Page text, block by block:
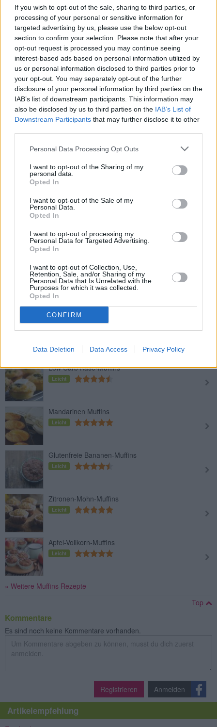
If you wish to opt-out of the sale, sharing to third parties, or
processing of your personal or sensitive information for
targeted advertising by us, please use the below opt-out
section to confirm your selection. Please note that after your
opt-out request is processed you may continue seeing
interest-based ads based on personal information utilized by
us or personal information disclosed to third parties prior to
your opt-out. You may separately opt-out of the further
disclosure of your personal information by third parties on the
IAB’s list of downstream participants. This information may
also be disclosed by us to third parties on the IAB’s List of
Downstream Participants that may further disclose it to other
Personal Data Processing Opt Outs
I want to opt-out of the Sharing of my
personal data.
Opted In
I want to opt-out of the Sale of my
Personal Data.
Opted In
I want to opt-out of processing my
Personal Data for Targeted Advertising.
Opted In
I want to opt-out of Collection, Use,
Retention, Sale, and/or Sharing of my
Personal Data that Is Unrelated with the
Purposes for which it was collected.
Opted In
CONFIRM
Data Deletion Data Access Privacy Policy
Käsekuchen-Muffins
Leicht
Ribisel Muffin
Leicht
Schoko-Muffins
Leicht
Traditionelle Englische Muffins
Leicht
Buttermilch-Muffins mit
Erdbeercreme
Einfache Muffins
Leicht
Zwetschken Muffins
Low Carb Käse-Muffins
Leicht
Mandarinen Muffins
Leicht
Glutenfreie Bananen-Muffins
Leicht
Zitronen-Mohn-Muffins
Leicht
Apfel-Vollkorn-Muffins
Leicht
» Weitere Muffins Rezepte
Top
Kommentare
Es sind noch keine Kommentare vorhanden.
Registrieren Anmelden
Artikelempfehlung